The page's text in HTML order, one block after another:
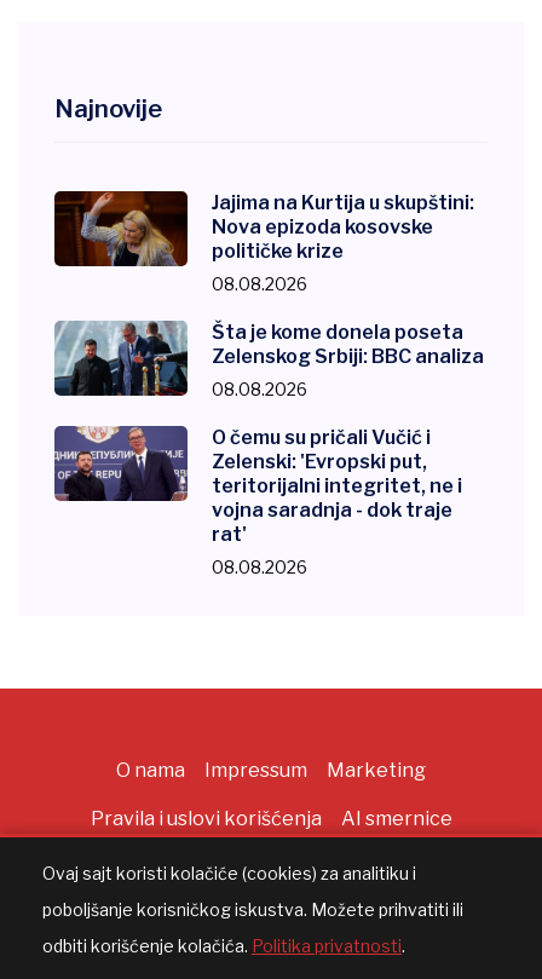
Najnovije
Jajima na Kurtija u skupštini:
Nova epizoda kosovske
političke krize
08.08.2026
Šta je kome donela poseta
Zelenskog Srbiji: BBC analiza
08.08.2026
O čemu su pričali Vučić i
Zelenski: 'Evropski put,
teritorijalni integritet, ne i
vojna saradnja - dok traje
rat'
08.08.2026
O nama Impressum Marketing
Pravila i uslovi korišćenja AI smernice
Copyright © All rights reserved |
Ovaj sajt koristi kolačiće (cookies) za analitiku i
poboljšanje korisničkog iskustva. Možete prihvatiti ili
odbiti korišćenje kolačića. Politika privatnosti.